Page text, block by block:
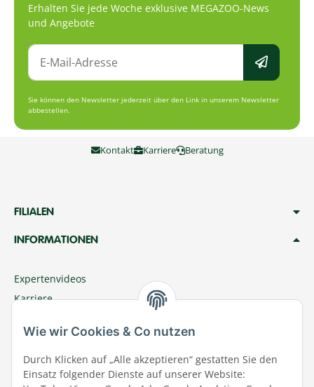
Erhalten Sie jede Woche exklusive MEGAZOO-News
und Angebote
Sie können den Newsletter jederzeit über den Link in unserem Newsletter
abbestellen.
Kontakt Karriere Beratung
FILIALEN
INFORMATIONEN
Expertenvideos
Karriere
Zu Megazoo Shop wechseln
Sommeraktion
Terminal
Wie wir Cookies & Co nutzen
Durch Klicken auf „Alle akzeptieren“ gestatten Sie den
Einsatz folgender Dienste auf unserer Website: